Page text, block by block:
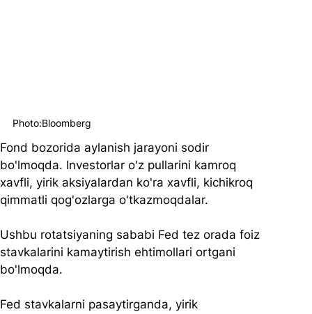
Fond bozorida aylanish jarayoni sodir
bo'lmoqda. Investorlar o'z pullarini kamroq
xavfli, yirik aksiyalardan ko'ra xavfli, kichikroq
qimmatli qog'ozlarga o'tkazmoqdalar.
Ushbu rotatsiyaning sababi Fed tez orada foiz
stavkalarini kamaytirish ehtimollari ortgani
bo'lmoqda.
Fed stavkalarni pasaytirganda, yirik
Photo:Bloomberg